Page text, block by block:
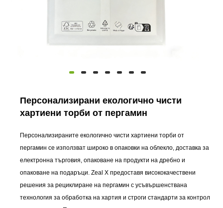
Персонализирани екологично чисти
хартиени торби от пергамин
Персонализираните екологично чисти хартиени торби от
пергамин се използват широко в опаковки на облекло, доставка за
електронна търговия, опаковане на продукти на дребно и
опаковане на подаръци. Zeal X предоставя висококачествени
решения за рециклиране на пергамин с усъвършенствана
технология за обработка на хартия и строги стандарти за контрол